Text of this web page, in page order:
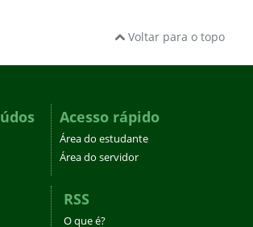
Voltar para o topo
Acesso rápido
Área do estudante
Área do servidor
RSS
O que é?